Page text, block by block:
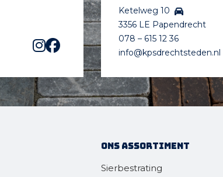
Ketelweg 10
3356 LE Papendrecht
078 – 615 12 36
info@kpsdrechtsteden.nl
Ons assortiment
Sierbestrating